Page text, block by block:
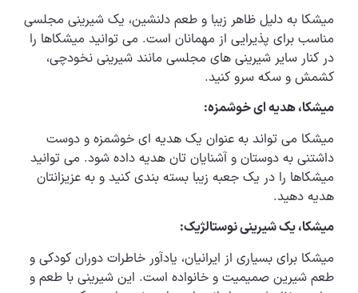
میشکا به دلیل ظاهر زیبا و طعم دلنشین، یک شیرینی مجلسی
مناسب برای پذیرایی از مهمانان است. می توانید میشکاها را
در کنار سایر شیرینی های مجلسی مانند شیرینی نخودچی،
کشمش و سکه سرو کنید.
میشکا، هدیه ای خوشمزه:
میشکا می تواند به عنوان یک هدیه ای خوشمزه و دوست
داشتنی به دوستان و آشنایان تان هدیه داده شود. می توانید
میشکاها را در یک جعبه زیبا بسته بندی کنید و به عزیزانتان
هدیه دهید.
میشکا، یک شیرینی نوستالژیک:
میشکا برای بسیاری از ایرانیان، یادآور خاطرات دوران کودکی و
طعم شیرین صمیمیت و خانواده است. این شیرینی با طعم و